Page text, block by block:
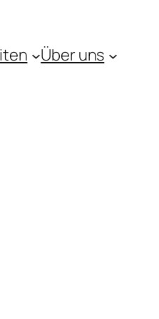
Über uns